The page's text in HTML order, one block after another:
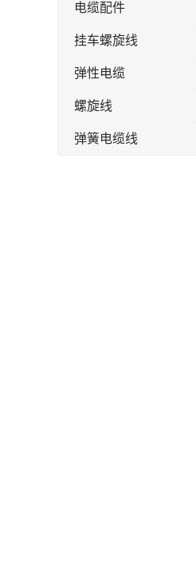
电缆配件
挂车螺旋线
弹性电缆
螺旋线
弹簧电缆线